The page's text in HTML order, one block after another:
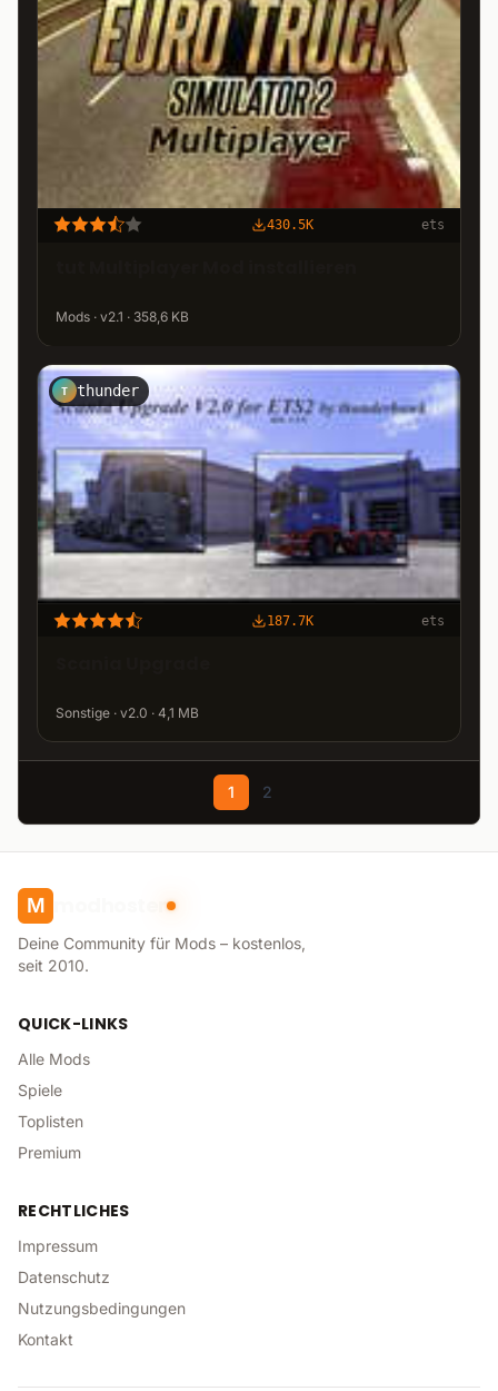
430.5K ets
Mods · v2.1 · 358,6 KB
T thunder
187.7K ets
Sonstige · v2.0 · 4,1 MB
1 2
M modhoster
Deine Community für Mods – kostenlos,
seit 2010.
QUICK-LINKS
Alle Mods
Spiele
Toplisten
Premium
RECHTLICHES
Impressum
Datenschutz
Nutzungsbedingungen
Kontakt